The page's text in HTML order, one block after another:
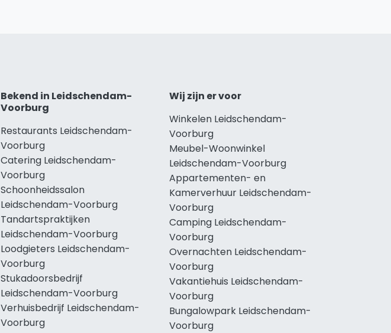
Bekend in Leidschendam-
Voorburg
Restaurants Leidschendam-
Voorburg
Catering Leidschendam-
Voorburg
Schoonheidssalon
Leidschendam-Voorburg
Tandartspraktijken
Leidschendam-Voorburg
Loodgieters Leidschendam-
Voorburg
Stukadoorsbedrijf
Leidschendam-Voorburg
Verhuisbedrijf Leidschendam-
Voorburg
Wij zijn er voor
Winkelen Leidschendam-
Voorburg
Meubel-Woonwinkel
Leidschendam-Voorburg
Appartementen- en
Kamerverhuur Leidschendam-
Voorburg
Camping Leidschendam-
Voorburg
Overnachten Leidschendam-
Voorburg
Vakantiehuis Leidschendam-
Voorburg
Bungalowpark Leidschendam-
Voorburg